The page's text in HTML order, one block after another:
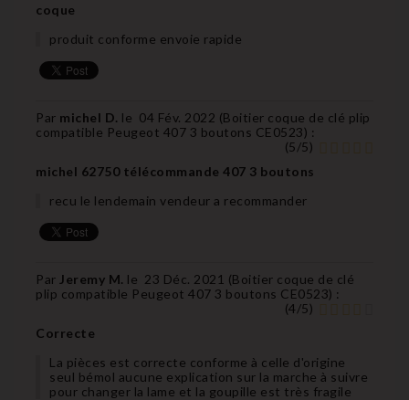
coque
produit conforme envoie rapide
Par michel D. le 04 Fév. 2022 (Boitier coque de clé plip
compatible Peugeot 407 3 boutons CE0523) :
(5/5)
michel 62750 télécommande 407 3 boutons
recu le lendemain vendeur a recommander
Par Jeremy M. le 23 Déc. 2021 (Boitier coque de clé
plip compatible Peugeot 407 3 boutons CE0523) :
(4/5)
Correcte
La pièces est correcte conforme à celle d'origine
seul bémol aucune explication sur la marche à suivre
pour changer la lame et la goupille est très fragile